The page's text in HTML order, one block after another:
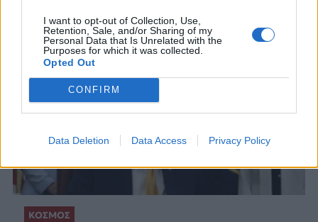
I want to opt-out of Collection, Use,
Retention, Sale, and/or Sharing of my
Personal Data that Is Unrelated with the
Purposes for which it was collected.
Opted Out
CONFIRM
Data Deletion Data Access Privacy Policy
ΚΟΣΜΟΣ